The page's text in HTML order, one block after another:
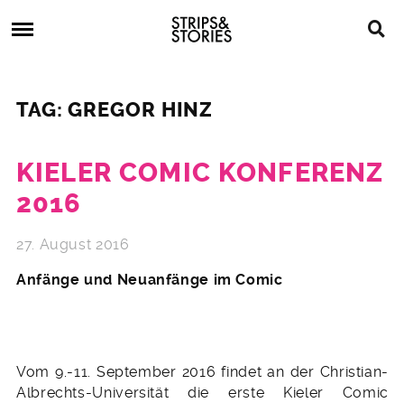
to
Strips
&
Stories
Comics,
TAG: GREGOR HINZ
KIELER COMIC KONFERENZ
2016
27. August 2016
Anfänge und Neuanfänge im Comic
Vom 9.-11. September 2016 findet an der Christian-
Albrechts-Universität die erste Kieler Comic